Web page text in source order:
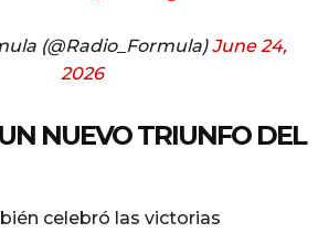
(@Radio_Formula)June 24,
2026
NUEVO TRIUNFO DEL
celebró las victorias